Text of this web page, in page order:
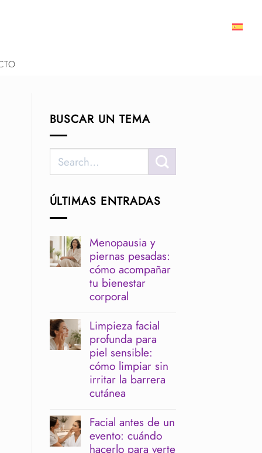
BUSCAR UN TEMA
ÚLTIMAS ENTRADAS
Menopausia y
piernas pesadas:
cómo acompañar
tu bienestar
corporal
hay
comentarios
en
Menopausia
y
piernas
pesadas:
cómo
acompañar
corporal
Limpieza facial
profunda para
piel sensible:
cómo limpiar sin
irritar la barrera
cutánea
hay
comentarios
en
Limpieza
Facial antes de un
evento: cuándo
hacerlo para verte